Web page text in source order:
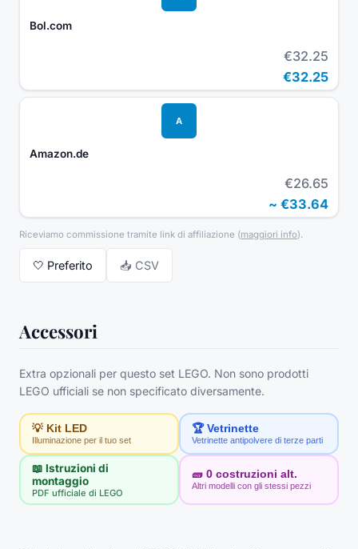
Bol.com
€32.25
€32.25
A
Amazon.de
€26.65
~ €33.64
Riceviamo commissione tramite link di affiliazione (maggiori info).
🤍 Preferito 📥 CSV
Accessori
Extra opzionali per questo set LEGO. Non sono prodotti
LEGO ufficiali se non specificato diversamente.
💡 Kit LED
Illuminazione per il tuo set
🏆 Vetrinette
Vetrinette antipolvere di terze parti
📖 Istruzioni di
montaggio
PDF ufficiale di LEGO
🧱 0 costruzioni alt.
Altri modelli con gli stessi pezzi